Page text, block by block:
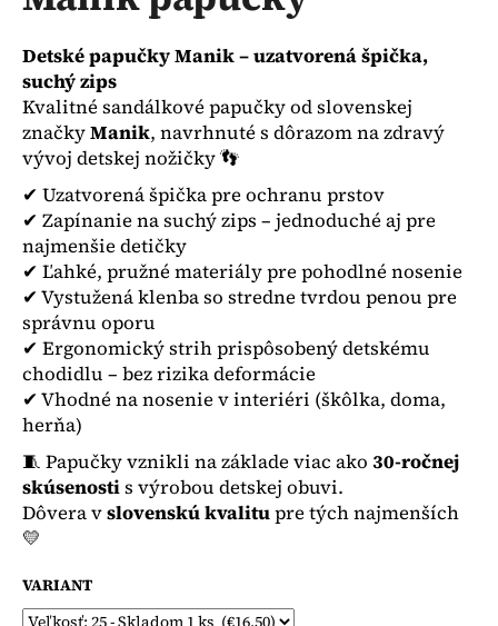
z
5
hviezdičiek.
Detské papučky Manik – uzatvorená špička,
suchý zips
Kvalitné sandálkové papučky od slovenskej
značkyManik, navrhnuté s dôrazom na zdravý
vývoj detskej nožičky 👣
✔ Uzatvorená špička pre ochranu prstov
✔ Zapínanie na suchý zips – jednoduché aj pre
najmenšie detičky
✔ Ľahké, pružné materiály pre pohodlné nosenie
✔ Vystužená klenba so stredne tvrdou penou pre
správnu oporu
✔ Ergonomický strih prispôsobený detskému
chodidlu – bez rizika deformácie
✔ Vhodné na nosenie v interiéri (škôlka, doma,
herňa)
🧵 Papučky vznikli na základe viac ako 30-ročnej
skúsenostis výrobou detskej obuvi.
Dôvera vslovenskú kvalitupre tých najmenších
💛
VARIANT
j
s
ť
?
HĽADAŤ
O
d
p
o
r
ú
č
a
m
e